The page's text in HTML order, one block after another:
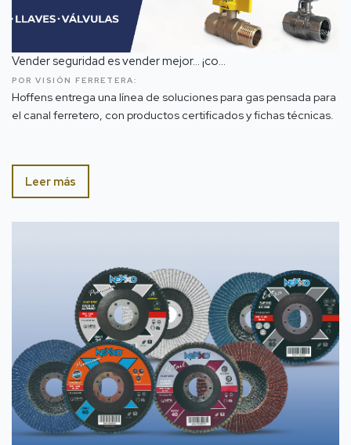
Vender seguridad es vender mejor… ¡co...
POR VISIÓN FERRETERA:
Hoffens entrega una línea de soluciones para gas pensada para
el canal ferretero, con productos certificados y fichas técnicas.
Leer más